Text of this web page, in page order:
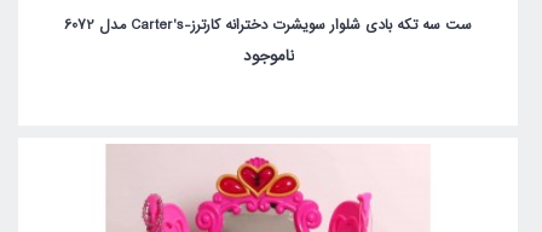
ست سه تکه بادی شلوار سویشرت دخترانه کارترز-Carter's مدل 6072
ناموجود